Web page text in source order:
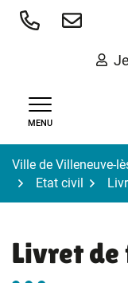
Aller
MENU
Ville de Villeneuve-
Etat civil
Livret